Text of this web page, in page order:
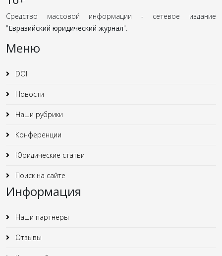
Средство массовой информации - сетевое издание
"Евразийский юридический журнал".
Меню
DOI
Новости
Наши рубрики
Конференции
Юридические статьи
Поиск на сайте
Информация
Наши партнеры
Отзывы